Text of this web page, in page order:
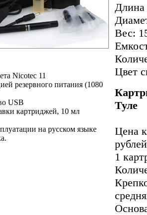
Nicotec 11
резервного питания (1080
USB
картриджей, 10 мл
на русском языке
Вес:
Цвет
Туле
Цена
1